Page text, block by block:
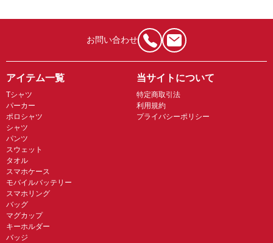
お問い合わせ
アイテム一覧
Tシャツ
パーカー
ポロシャツ
シャツ
パンツ
スウェット
タオル
スマホケース
モバイルバッテリー
スマホリング
バッグ
マグカップ
キーホルダー
バッジ
当サイトについて
特定商取引法
利用規約
プライバシーポリシー